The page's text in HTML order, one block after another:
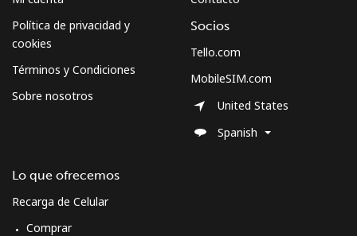
Política de privacidad y
cookies
Términos y Condiciones
Sobre nosotros
Lo que ofrecemos
Recarga de Celular
Comprar
Socios
Tello.com
MobileSIM.com
United States
Spanish